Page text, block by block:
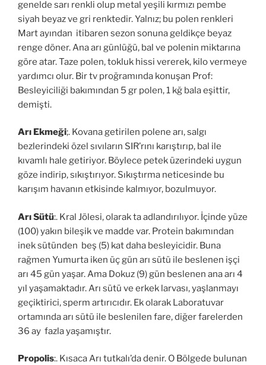
genelde sarı renkli olup metal yeşili kırmızı pembe
siyah beyaz ve gri renktedir. Yalnız; bu polen renkleri
Mart ayından itibaren sezon sonuna geldikçe beyaz
renge döner. Ana arı günlüğü, bal ve polenin miktarına
göre atar. Taze polen, tokluk hissi vererek, kilo vermeye
yardımcı olur. Bir tv proğramında konuşan Prof:
Besleyiciliği bakımından 5 gr polen, 1 kğ bala eşittir,
demişti.
Arı Ekmeği;. Kovana getirilen polene arı, salgı
bezlerindeki özel sıvıların SIR’rını karıştırıp, bal ile
kıvamlı hale getiriyor. Böylece petek üzerindeki uygun
göze indirip, sıkıştırıyor. Sıkıştırma neticesinde bu
karışım havanın etkisinde kalmıyor, bozulmuyor.
Arı Sütü:. Kral Jölesi, olarak ta adlandırılıyor. İçinde yüze
(100) yakın bileşik ve madde var. Protein bakımından
inek sütünden beş (5) kat daha besleyicidir. Buna
rağmen Yumurta iken üç gün arı sütü ile beslenen işçi
arı 45 gün yaşar. Ama Dokuz (9) gün beslenen ana arı 4
yıl yaşamaktadır. Arı sütü ve erkek larvası, yaşlanmayı
geçiktirici, sperm artırıcıdır. Ek olarak Laboratuvar
ortamında arı sütü ile beslenilen fare, diğer farelerden
36 ay fazla yaşamıştır.
Propolis:. Kısaca Arı tutkalı’da denir. O Bölgede bulunan